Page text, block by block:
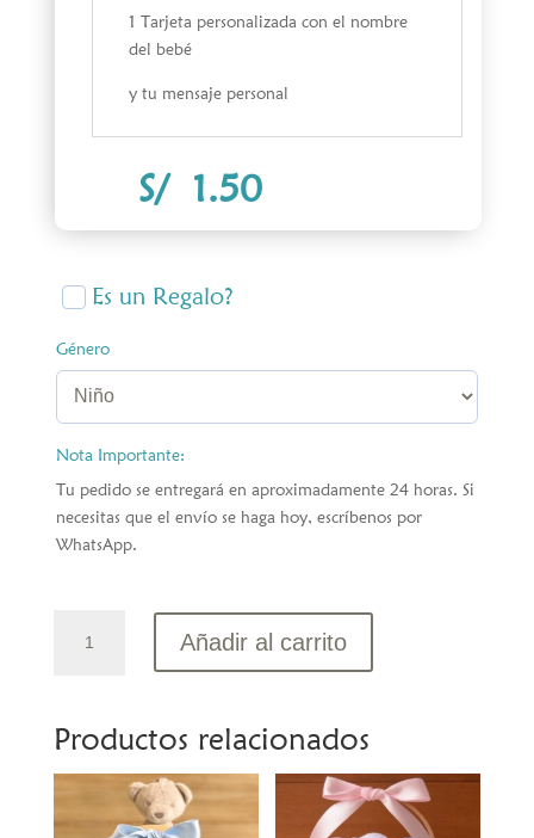
1 Tarjeta personalizada con el nombre
del bebé
y tu mensaje personal
S/1.50
Es un Regalo?
Género
Nota Importante:
Tu pedido se entregará en aproximadamente 24 horas. Si
necesitas que el envío se haga hoy, escríbenos por
WhatsApp.
Dulce
Añadir al carrito
Productos relacionados